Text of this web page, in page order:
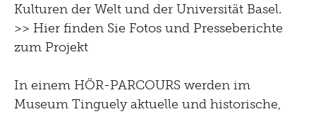
2021
2019
Kulturen der Welt und der Universität Basel.
>> Hier finden Sie Fotos und Presseberichte
zum Projekt
In einem HÖR-PARCOURS werden im
Museum Tinguely aktuelle und historische,